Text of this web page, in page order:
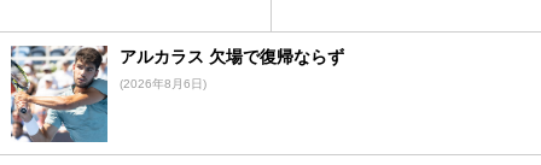
アルカラス 欠場で復帰ならず
(2026年8月6日)